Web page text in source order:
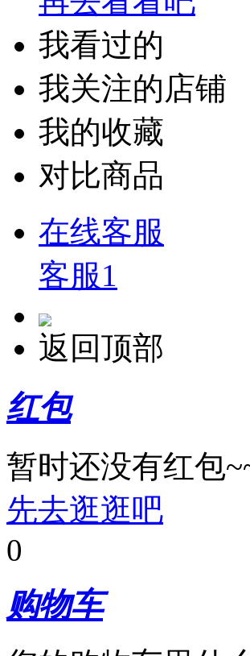
我看过的
我关注的店铺
我的收藏
对比商品
在线客服
客服1
返回顶部
红包
暂时还没有红包
先去逛逛吧
0
购物车